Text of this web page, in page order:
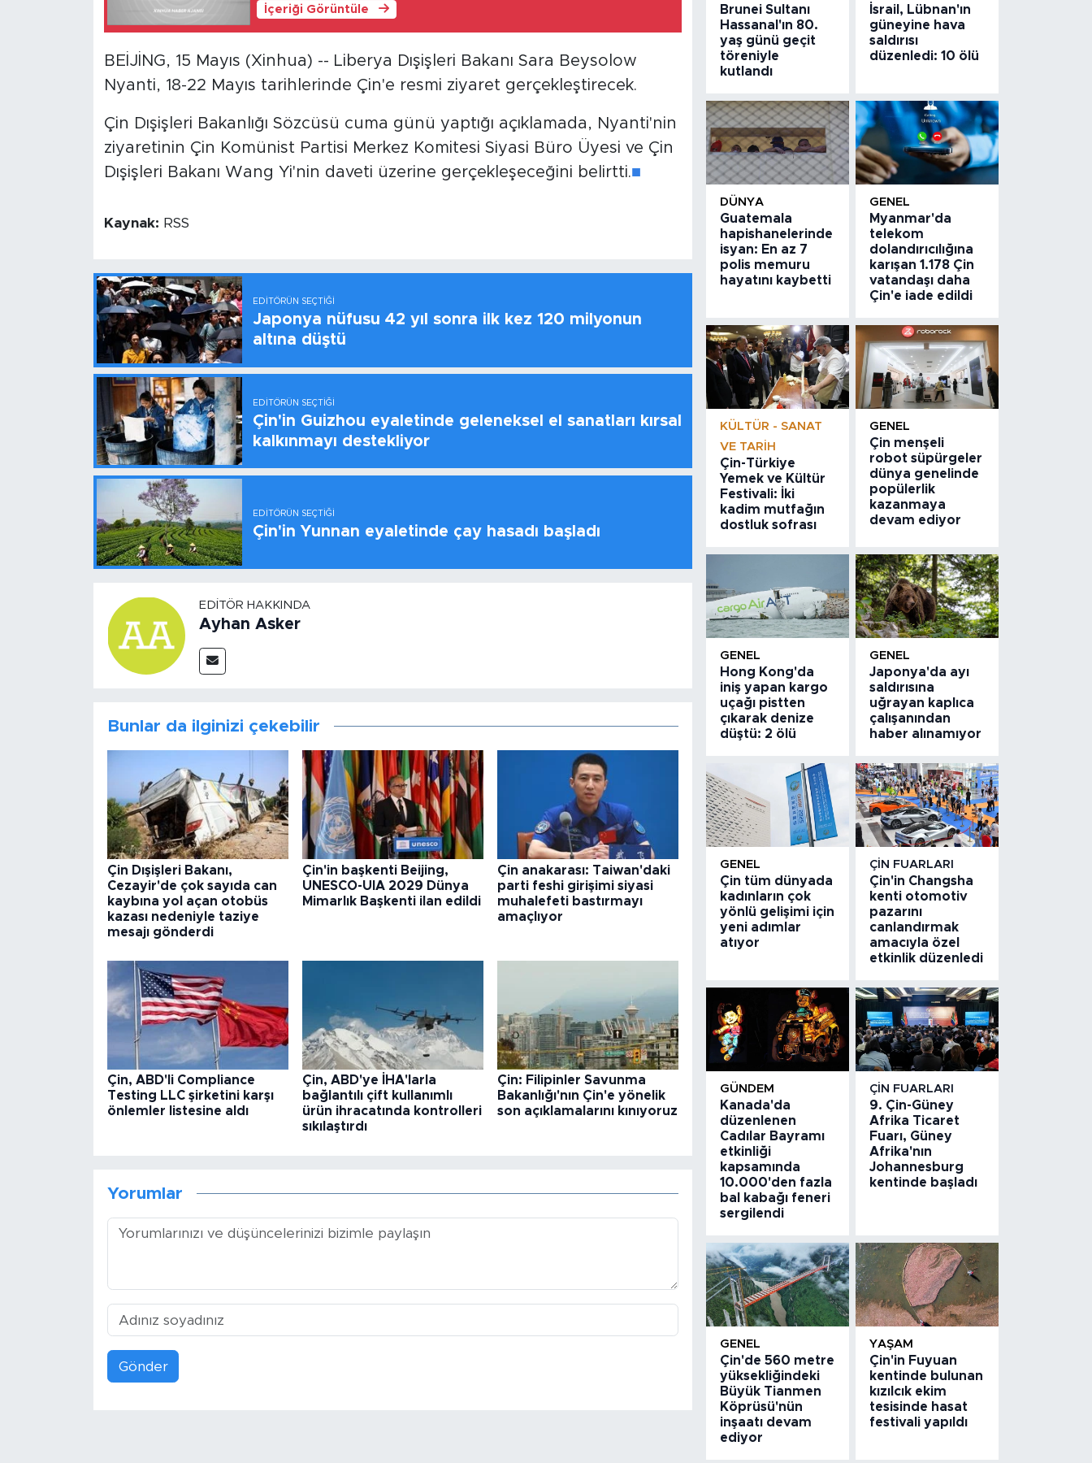
İçeriği Görüntüle
BEİJİNG, 15 Mayıs (Xinhua) -- Liberya Dışişleri Bakanı Sara Beysolow
Nyanti, 18-22 Mayıs tarihlerinde Çin'e resmi ziyaret gerçekleştirecek.
Çin Dışişleri Bakanlığı Sözcüsü cuma günü yaptığı açıklamada, Nyanti'nin
ziyaretinin Çin Komünist Partisi Merkez Komitesi Siyasi Büro Üyesi ve Çin
Dışişleri Bakanı Wang Yi'nin daveti üzerine gerçekleşeceğini belirtti.■
Kaynak: RSS
EDITÖRÜN SEÇTIĞI
Japonya nüfusu 42 yıl sonra ilk kez 120 milyonun
altına düştü
EDITÖRÜN SEÇTIĞI
Çin'in Guizhou eyaletinde geleneksel el sanatları kırsal
kalkınmayı destekliyor
EDITÖRÜN SEÇTIĞI
Çin'in Yunnan eyaletinde çay hasadı başladı
EDITÖR HAKKINDA
Ayhan Asker
Bunlar da ilginizi çekebilir
Çin Dışişleri Bakanı,
Cezayir'de çok sayıda can
kaybına yol açan otobüs
kazası nedeniyle taziye
mesajı gönderdi
Çin'in başkenti Beijing,
UNESCO-UIA 2029 Dünya
Mimarlık Başkenti ilan edildi
Çin anakarası: Taiwan'daki
parti feshi girişimi siyasi
muhalefeti bastırmayı
amaçlıyor
Çin, ABD'li Compliance
Testing LLC şirketini karşı
önlemler listesine aldı
Çin, ABD'ye İHA'larla
bağlantılı çift kullanımlı
ürün ihracatında kontrolleri
sıkılaştırdı
Çin: Filipinler Savunma
Bakanlığı'nın Çin'e yönelik
son açıklamalarını kınıyoruz
Yorumlar
Gönder
Brunei Sultanı
Hassanal'ın 80.
yaş günü geçit
töreniyle
kutlandı
İsrail, Lübnan'ın
güneyine hava
saldırısı
düzenledi: 10 ölü
DÜNYA
Guatemala
hapishanelerinde
isyan: En az 7
polis memuru
hayatını kaybetti
GENEL
Myanmar'da
telekom
dolandırıcılığına
karışan 1.178 Çin
vatandaşı daha
Çin'e iade edildi
KÜLTÜR - SANAT
VE TARIH
Çin-Türkiye
Yemek ve Kültür
Festivali: İki
kadim mutfağın
dostluk sofrası
GENEL
Çin menşeli
robot süpürgeler
dünya genelinde
popülerlik
kazanmaya
devam ediyor
GENEL
Hong Kong'da
iniş yapan kargo
uçağı pistten
çıkarak denize
düştü: 2 ölü
GENEL
Japonya'da ayı
saldırısına
uğrayan kaplıca
çalışanından
haber alınamıyor
GENEL
Çin tüm dünyada
kadınların çok
yönlü gelişimi için
yeni adımlar
atıyor
ÇIN FUARLARI
Çin'in Changsha
kenti otomotiv
pazarını
canlandırmak
amacıyla özel
etkinlik düzenledi
GÜNDEM
Kanada'da
düzenlenen
Cadılar Bayramı
etkinliği
kapsamında
10.000'den fazla
bal kabağı feneri
sergilendi
ÇIN FUARLARI
9. Çin-Güney
Afrika Ticaret
Fuarı, Güney
Afrika'nın
Johannesburg
kentinde başladı
GENEL
Çin'de 560 metre
yüksekliğindeki
Büyük Tianmen
Köprüsü'nün
inşaatı devam
ediyor
YAŞAM
Çin'in Fuyuan
kentinde bulunan
kızılcık ekim
tesisinde hasat
festivali yapıldı